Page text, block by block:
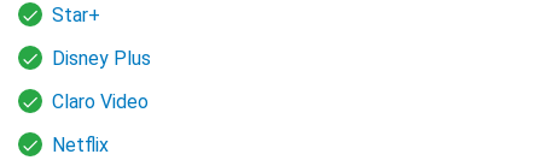
Star+
Disney Plus
Claro Video
Netflix